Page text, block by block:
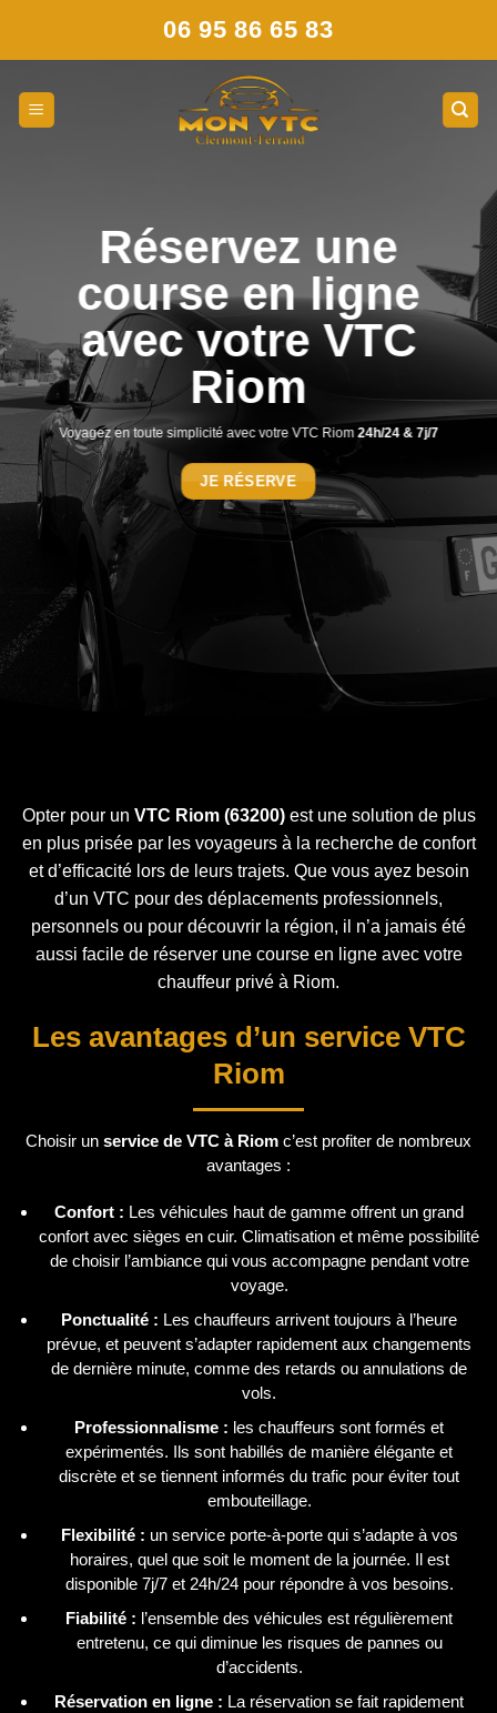
06 95 86 65 83
Réservez une
course en ligne
avec votre VTC
Riom
Voyagez en toute simplicité avec votre VTC Riom 24h/24 & 7j/7
JE RÉSERVE
Opter pour un VTC Riom (63200)est une solution de plus
en plus prisée par les voyageurs à la recherche de confort
et d’efficacité lors de leurs trajets. Que vous ayez besoin
d’un VTC pour des déplacements professionnels,
personnels ou pour découvrir la région, il n’a jamais été
aussi facile de réserver une course en ligne avec votre
chauffeur privé à Riom.
Les avantages d’un service VTC
Riom
Choisir un service de VTC à Riom c’est profiter de nombreux
avantages :
Confort : Les véhicules haut de gamme offrent un grand
confort avec sièges en cuir. Climatisation et même possibilité
de choisir l’ambiance qui vous accompagne pendant votre
voyage.
Ponctualité : Les chauffeurs arrivent toujours à l’heure
prévue, et peuvent s’adapter rapidement aux changements
de dernière minute, comme des retards ou annulations de
vols.
Professionnalisme : les chauffeurs sont formés et
expérimentés. Ils sont habillés de manière élégante et
discrète et se tiennent informés du trafic pour éviter tout
embouteillage.
Flexibilité : un service porte-à-porte qui s’adapte à vos
horaires, quel que soit le moment de la journée. Il est
disponible 7j/7 et 24h/24 pour répondre à vos besoins.
Fiabilité : l’ensemble des véhicules est régulièrement
entretenu, ce qui diminue les risques de pannes ou
d’accidents.
Réservation en ligne : La réservation se fait rapidement